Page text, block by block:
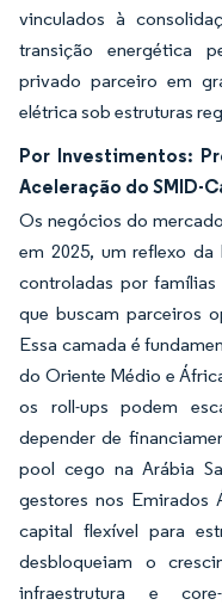
vinculados à
transição energética
privado parceiro em
elétrica sob estruturas
Por Investimentos:
Aceleração do SMID-
Os negócios do
em 2025, um reflexo
controladas por
que buscam parceiros
Essa camada é
do Oriente Médio e
os roll-ups podem
depender de
pool cego na Arábia
gestores nos Emirados
capital flexível para
desbloqueiam o
infraestrutura e